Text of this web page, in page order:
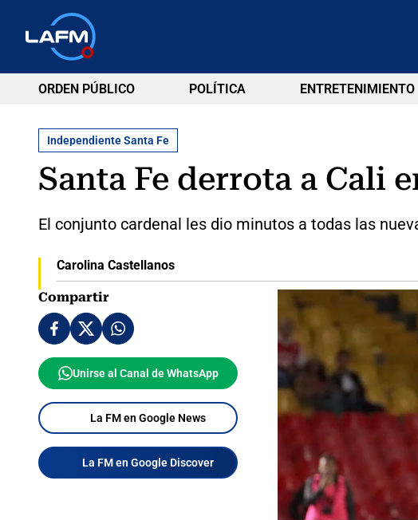
ORDEN PÚBLICO POLÍTICA ENTRETENIMIENTO
Independiente Santa Fe
Santa Fe derrota a Cali
El conjunto cardenal les dio minutos a todas las
Carolina Castellanos
Compartir
Unirse al Canal de WhatsApp
La FM en Google News
La FM en Google Discover